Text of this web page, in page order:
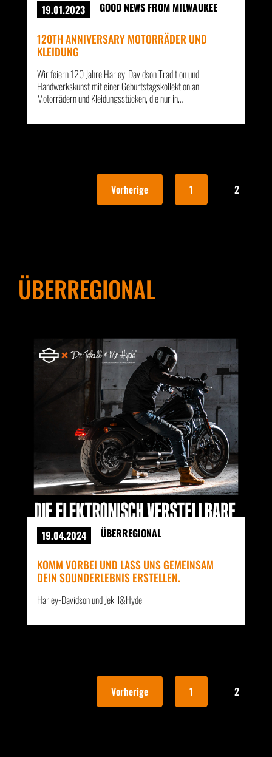
19.01.2023 GOOD NEWS FROM MILWAUKEE
120TH ANNIVERSARY MOTORRÄDER UND
KLEIDUNG
Wir feiern 120 Jahre Harley-Davidson Tradition und
Handwerkskunst mit einer Geburtstagskollektion an
Motorrädern und Kleidungsstücken, die nur in…
Vorherige 1 2
ÜBERREGIONAL
19.04.2024 ÜBERREGIONAL
KOMM VORBEI UND LASS UNS GEMEINSAM
DEIN SOUNDERLEBNIS ERSTELLEN.
Harley-Davidson und Jekill&Hyde
Vorherige 1 2